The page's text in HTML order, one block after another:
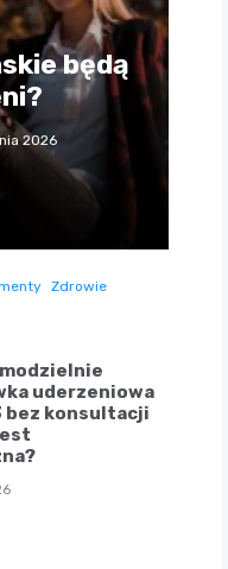
będą
2026
Zdrowie
uderzeniowa
bez konsultacji